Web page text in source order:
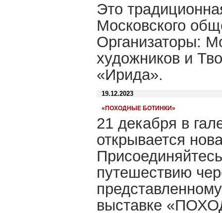
Это
Московского
Организаторы:
художников и
«Ирида».
19.12.2023
«ПОХОДНЫЕ БОТИНКИ»
21 декабря в
открывается
путешествию
выставке